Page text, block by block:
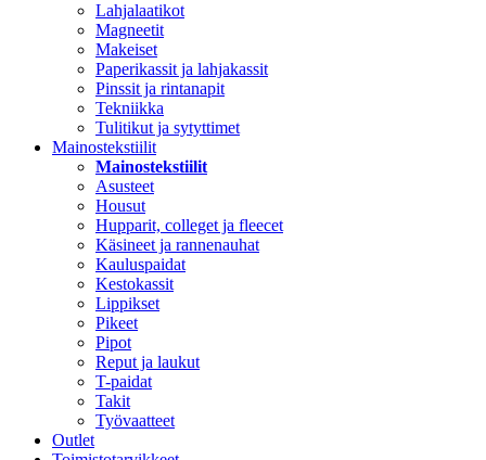
Lahjalaatikot
Magneetit
Makeiset
Paperikassit ja lahjakassit
Pinssit ja rintanapit
Tekniikka
Tulitikut ja sytyttimet
Mainostekstiilit
Mainostekstiilit
Asusteet
Housut
Hupparit, colleget ja fleecet
Käsineet ja rannenauhat
Kauluspaidat
Kestokassit
Lippikset
Pikeet
Pipot
Reput ja laukut
T-paidat
Takit
Työvaatteet
Outlet